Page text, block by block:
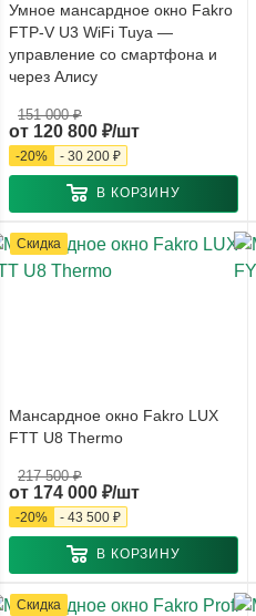
Умное мансардное окно Fakro
FTP-V U3 WiFi Tuya —
управление со смартфона и
через Алису
от 120 800 ₽/шт
151 000 ₽
-20% - 30 200 ₽
В КОРЗИНУ
Скидка
Мансардное окно Fakro LUX
FTT U8 Thermo
от 174 000 ₽/шт
217 500 ₽
-20% - 43 500 ₽
В КОРЗИНУ
Скидка